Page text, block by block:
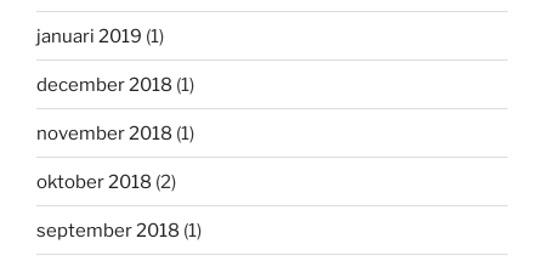
januari 2019 (1)
december 2018 (1)
november 2018 (1)
oktober 2018 (2)
september 2018 (1)